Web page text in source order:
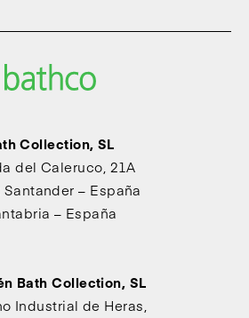
Collection, SL
del Caleruco, 21A
Santander – España
– España
Bath Collection, SL
Industrial de Heras,